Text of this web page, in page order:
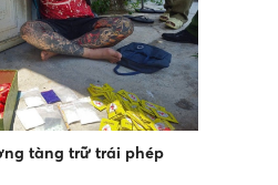
tàng trữ trái phép